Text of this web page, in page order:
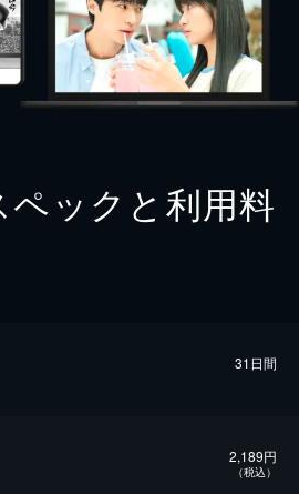
ックと利用料
31日間
2,189円
（税込）